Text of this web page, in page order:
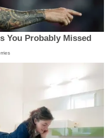
You Probably Missed